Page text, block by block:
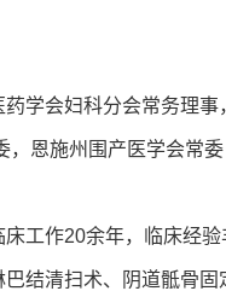
学会妇科分会常务理事
恩施州围产医学会常
工作20余年，临床经验
结清扫术、阴道骶骨